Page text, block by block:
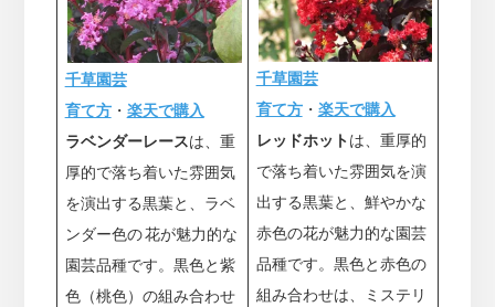
千草園芸
育て方・ 楽天で購入
ラベンダーレースは、重
厚的で落ち着いた雰囲気
を演出する黒葉と、ラベ
ンダー色の 花が魅力的な
園芸品種です。黒色と紫
色（桃色）の組み合わせ
千草園芸
育て方・ 楽天で購入
レッドホット は、重厚的
で落ち着いた雰囲気を演
出する黒葉と、鮮やかな
赤色の花が魅力的な園芸
品種です。黒色と赤色の
組み合わせは、ミステリ